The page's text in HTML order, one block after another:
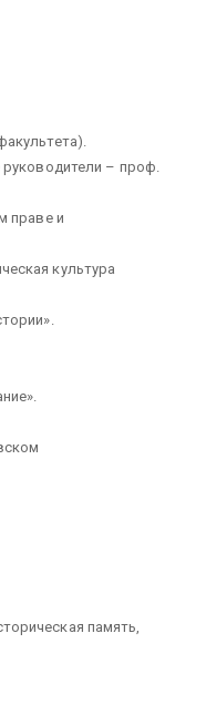
руководители – проф.
праве и
культура
память,